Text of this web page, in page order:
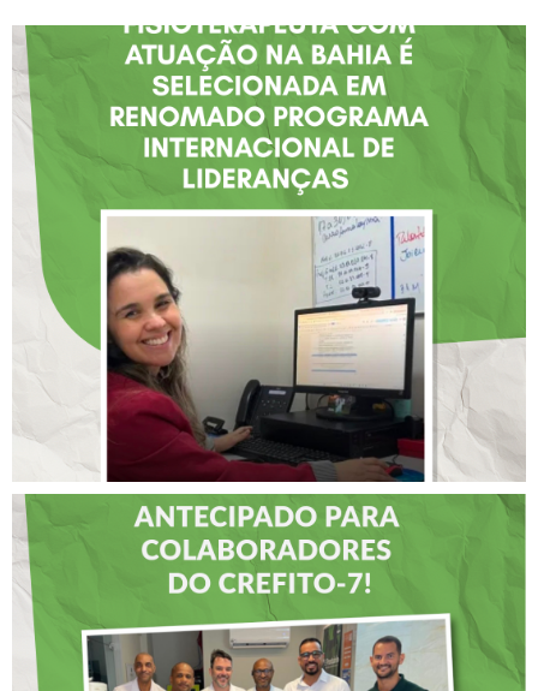
FISIOTERAPEUTA COM
ATUAÇÃO NA BAHIA É
SELECIONADA EM
RENOMADO PROGRAMA
INTERNACIONAL DE
LIDERANÇAS
DIA DOS PAIS É
ANTECIPADO PARA